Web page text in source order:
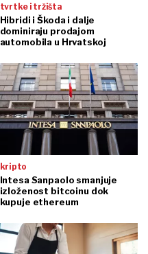
tvrtke i tržišta
Hibridi i Škoda i dalje
dominiraju prodajom
automobila u Hrvatskoj
kripto
Intesa Sanpaolo smanjuje
izloženost bitcoinu dok
kupuje ethereum